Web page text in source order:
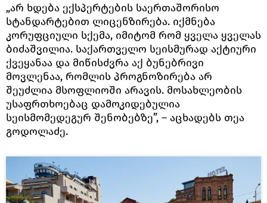
„არ ხდება ექსპერტების საერთაშორისო
სტანდარტებით ლიცენზირება. იქმნება
კორუფციული სქემა, იმიტომ რომ ყველა ყველას
ბიძაშვილია. საქართველო სეისმურად აქტიური
ქვეყანაა და მიწისძვრა აქ ბუნებრივი
მოვლენაა, რომლის პროგნოზირება არ
შეუძლია მსოფლიოში არავის. მოსახლეობის
უსაფრთხოებაც დამოკიდებულია
სეისმომედეგურ შენობებზე”, – აცხადებს თეა
გოდოლაძე.